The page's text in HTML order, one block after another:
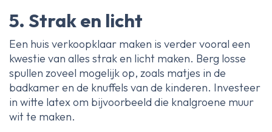
5. Strak en licht
Een huis verkoopklaar maken is verder vooral een
kwestie van alles strak en licht maken. Berg losse
spullen zoveel mogelijk op, zoals matjes in de
badkamer en de knuffels van de kinderen. Investeer
in witte latex om bijvoorbeeld die knalgroene muur
wit te maken.